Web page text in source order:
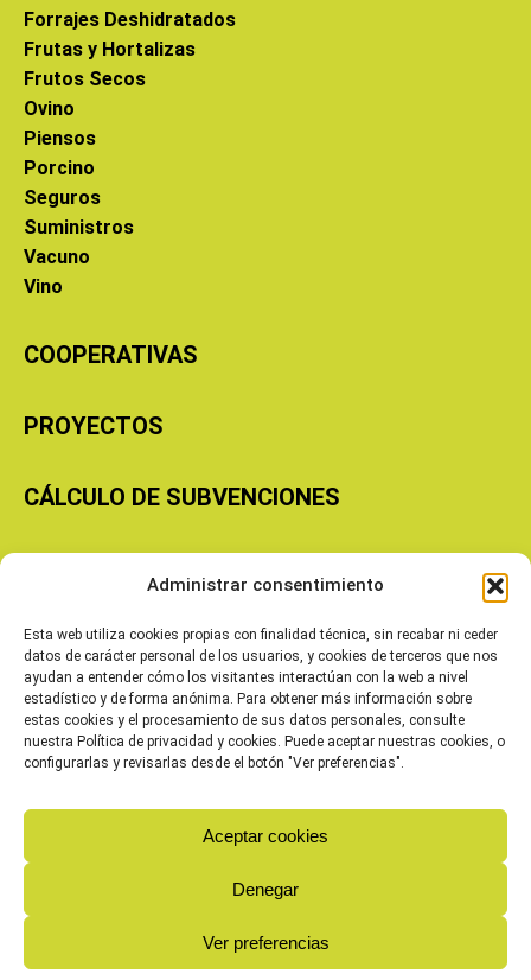
Administrar consentimiento
Esta web utiliza cookies propias con finalidad técnica, sin recabar ni ceder
datos de carácter personal de los usuarios, y cookies de terceros que nos
ayudan a entender cómo los visitantes interactúan con la web a nivel
estadístico y de forma anónima. Para obtener más información sobre
estas cookies y el procesamiento de sus datos personales, consulte
nuestra Política de privacidad y cookies. Puede aceptar nuestras cookies, o
configurarlas y revisarlas desde el botón "Ver preferencias".
Aceptar cookies
Denegar
Ver preferencias
Forrajes Deshidratados
Frutas y Hortalizas
Frutos Secos
Ovino
Piensos
Porcino
Seguros
Suministros
Vacuno
Vino
COOPERATIVAS
PROYECTOS
CÁLCULO DE SUBVENCIONES